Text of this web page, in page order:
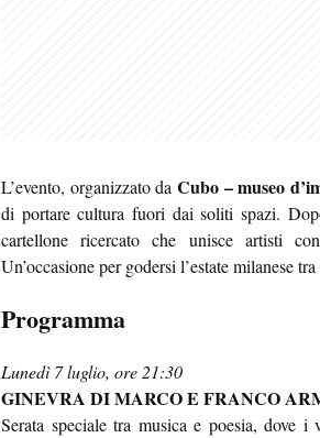
L’evento, organizzato daCubo – museo
di portare cultura fuori dai soliti spazi.
cartellone ricercato che unisce artisti
Un’occasione per godersi l’estate milanese
Programma
Lunedì 7 luglio, ore 21:30
GINEVRA DI MARCO E FRANCO
Serata speciale tra musica e poesia, dove